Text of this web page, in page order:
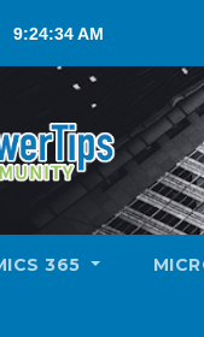
9:24:35 AM
365